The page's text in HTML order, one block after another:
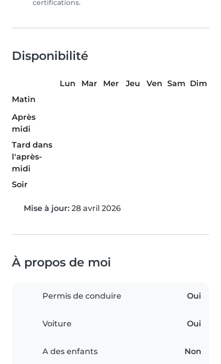
certifications.
Disponibilité
Lun Mar Mer Jeu Ven Sam Dim
Matin
Après
midi
Tard dans
l'après-
midi
Soir
Mise à jour: 28 avril 2026
À propos de moi
Permis de conduire Oui
Voiture Oui
A des enfants Non